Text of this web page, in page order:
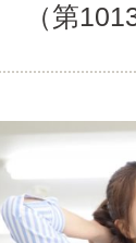
1013